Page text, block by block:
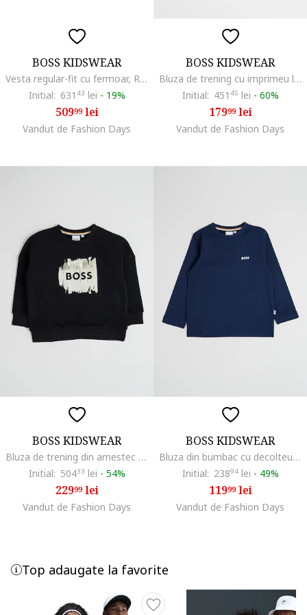
BOSS KIDSWEAR
Vesta regular-fit cu fermoar, Rosu
Initial: 631 43 lei - 19%
50999lei
Vandut de Fashion Days
BOSS KIDSWEAR
Bluza de trening cu imprimeu logo, Negru/Bej
Initial: 451 45 lei - 60%
17999lei
Vandut de Fashion Days
BOSS KIDSWEAR
Bluza de trening din amestec de bumbac cu imprimeu logo, Negru/Bej
Initial: 50433 lei - 54%
22999lei
Vandut de Fashion Days
BOSS KIDSWEAR
Bluza din bumbac cu decolteu la baza gatului, Bleumarin
Initial: 23894lei - 49%
11999lei
Vandut de Fashion Days
Top adaugate la favorite